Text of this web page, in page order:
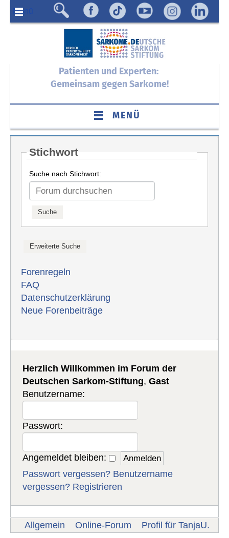
Menü
Patienten und Experten:
Gemeinsam gegen Sarkome!
MENÜ
Stichwort
Suche nach Stichwort:
Forenregeln
FAQ
Datenschutzerklärung
Neue Forenbeiträge
Herzlich Willkommen im Forum der
Deutschen Sarkom-Stiftung,Gast
Benutzername:
Passwort:
Angemeldet bleiben:
Passwort vergessen? Benutzername
vergessen? Registrieren
Allgemein Online-Forum Profil für TanjaU.